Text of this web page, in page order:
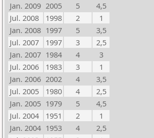
Jan. 2009 2005 5
4,5
Jul. 2008
1998 2
1
Jan. 2008 1997 5
3,5
Jul. 2007
1997 3
2,5
Jan. 2007 1984 4
3
Jul. 2006
1983 3
1
Jan. 2006 2002 4
3,5
Jul. 2005
1980 4
2,5
Jan. 2005 1979 5
4,5
Jul. 2004
1951 2
1
Jan. 2004 1953 4
2,5